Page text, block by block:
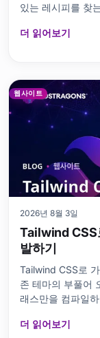
있는 레시피를 찾
적인 웹사이트입니
더 읽어보기
웹사이트
2026년 8월 3일
Tailwind CSS
발하기
Tailwind CSS로
존 테마의 부풀어
래스만을 컴파일
더 읽어보기